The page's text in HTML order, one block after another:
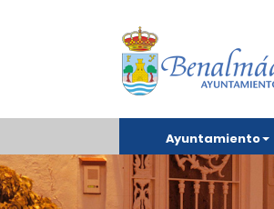
Ayuntamiento